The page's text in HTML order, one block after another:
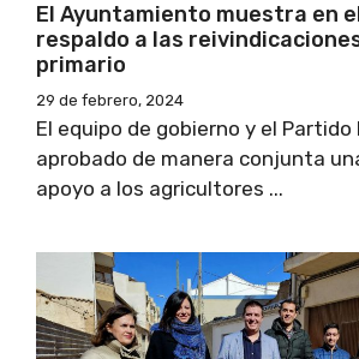
El Ayuntamiento muestra en
respaldo a las
primario
29 de febrero, 2024
El equipo de gobierno y el Partido
aprobado de manera conjunta
apoyo a los agricultores ...